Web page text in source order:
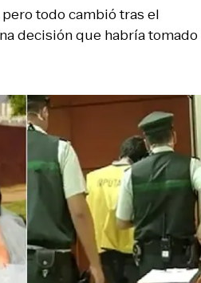
todo cambió tras el
decisión que habría tomado